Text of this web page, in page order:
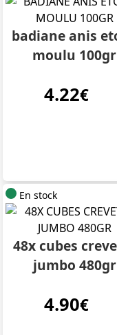
badiane anis
moulu 100gr
4.22€
En stock
48x cubes
jumbo 480gr
4.90€